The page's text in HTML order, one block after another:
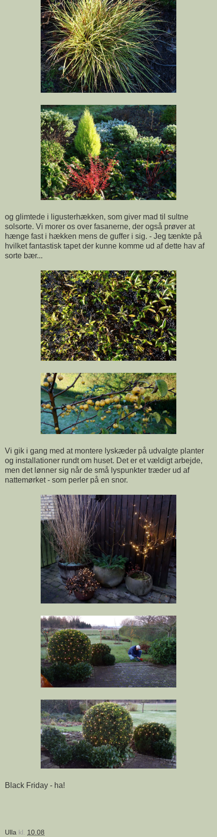
og glimtede i ligusterhækken, som giver mad til sultne
solsorte. Vi morer os over fasanerne, der også prøver at
hænge fast i hækken mens de guffer i sig. - Jeg tænkte på
hvilket fantastisk tapet der kunne komme ud af dette hav af
sorte bær...
Vi gik i gang med at montere lyskæder på udvalgte planter
og installationer rundt om huset. Det er et vældigt arbejde,
men det lønner sig når de små lyspunkter træder ud af
nattemørket - som perler på en snor.
Black Friday - ha!
Ulla kl. 10.08